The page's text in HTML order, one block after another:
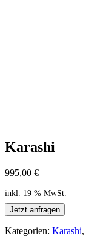
Karashi
995,00 €
inkl. 19 % MwSt.
Jetzt anfragen
Kategorien: Karashi,